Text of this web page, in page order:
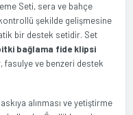
Seti, sera ve bahçe
şekilde gelişmesine
bir destek setidir. Set
bağlama fide klipsi
fasulye ve benzeri destek
alınması ve yetiştirme